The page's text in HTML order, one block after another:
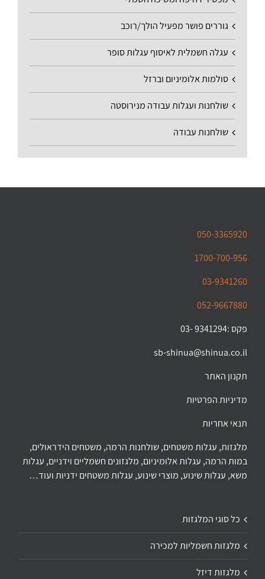
גוררים פושר מפעיל הולך/רוכב
עגלה חשמלית לאיסוף עגלות סופר
סולמות אלומיניום וברזל
שולחנות ועגלות עבודה מנירוסטה
שולחנות עבודה
050-3365920
1700-700-956
03-9341260
052-9667880
פקס :9341294 -03
sb-shinua@shinua.co.il
תקנון האתר
מדיניות הפרטיות
תנאי אחריות
מלגזות, עגלות משטחים, שולחנות הרמה, משטחים הידראולים,
במות הרמה, עגלות אלומיניום, מלגזונים חשמליים וידניים, עגלות
משא, עגלות שינוע, מוצרי שינוע, עגלות משטחים ידניות ועוד…
כל סוגי המלגזות
מלגזות חשמליות למכירה
מלגזות דיזל